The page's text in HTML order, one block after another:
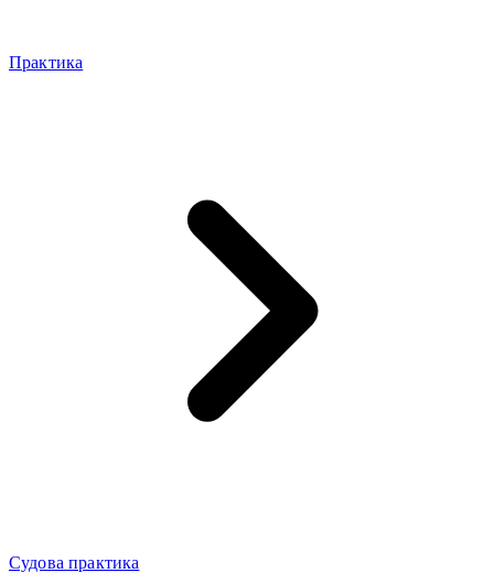
Практика
Судова практика